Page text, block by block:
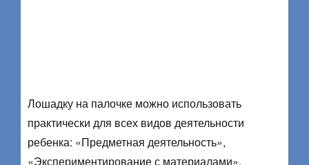
Лошадку на палочке можно использовать
практически для всех видов деятельности
ребенка: «Предметная деятельность»,
«Экспериментирование с материалами»,